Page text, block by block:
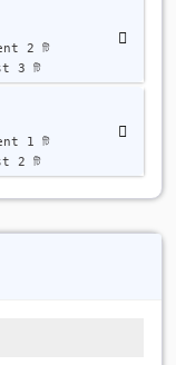
2 টি
3 টি
1 টি
2 টি